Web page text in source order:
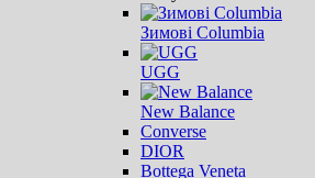
Зимові Columbia
UGG
New Balance
Converse
DIOR
Bottega Veneta